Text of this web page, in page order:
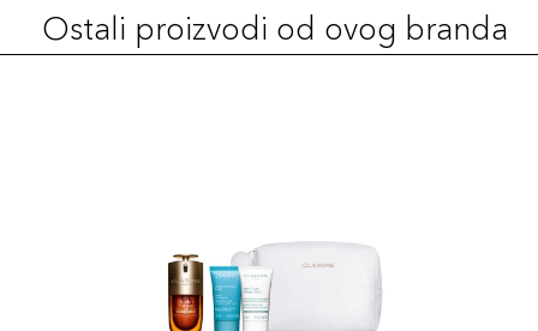
Ostali proizvodi od ovog branda